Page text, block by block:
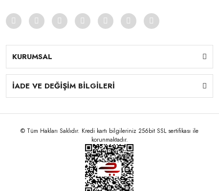
KURUMSAL
İADE VE DEĞİŞİM BİLGİLERİ
© Tüm Hakları Saklıdır. Kredi kartı bilgileriniz 256bit SSL sertifikası ile
korunmaktadır.